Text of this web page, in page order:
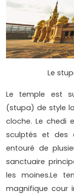
Le
Le temple est
(stupa) de style
cloche. Le chedi
sculptés et des
entouré de
sanctuaire
les moines.Le
magnifique cour